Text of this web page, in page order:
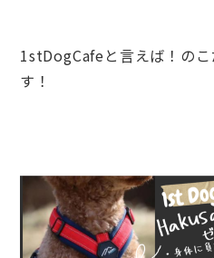
1stDogCafeと言えば！の
す！